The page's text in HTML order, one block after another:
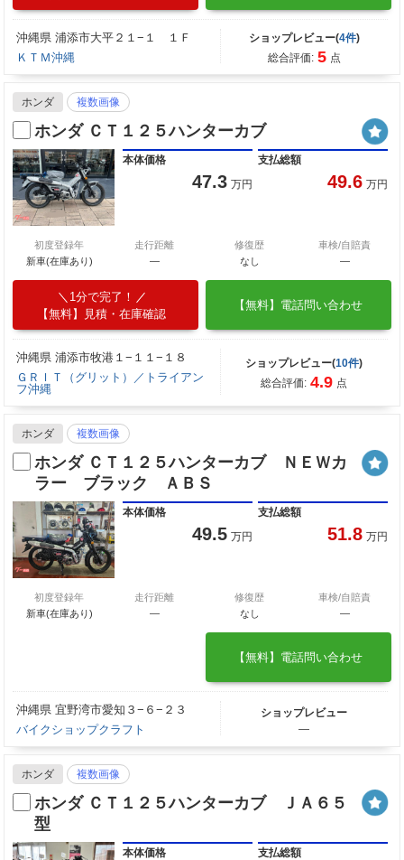
沖縄県 浦添市大平２１−１ １Ｆ
ＫＴＭ沖縄
ショップレビュー(4件)
総合評価: 5 点
ホンダ 複数画像
ホンダ ＣＴ１２５ハンターカブ
本体価格
47.3 万円
支払総額
49.6 万円
初度登録年
新車(在庫あり)
走行距離
―
修復歴
なし
車検/自賠責
―
1分で完了！
【無料】見積・在庫確認
【無料】電話問い合わせ
沖縄県 浦添市牧港１−１１−１８
ＧＲＩＴ（グリット）／トライアン
フ沖縄
ショップレビュー(10件)
総合評価: 4.9 点
ホンダ 複数画像
ホンダ ＣＴ１２５ハンターカブ ＮＥＷカ
ラー ブラック ＡＢＳ
本体価格
49.5 万円
支払総額
51.8 万円
初度登録年
新車(在庫あり)
走行距離
―
修復歴
なし
車検/自賠責
―
【無料】電話問い合わせ
沖縄県 宜野湾市愛知３−６−２３
バイクショップクラフト
ショップレビュー
―
ホンダ 複数画像
ホンダ ＣＴ１２５ハンターカブ ＪＡ６５
型
本体価格 支払総額